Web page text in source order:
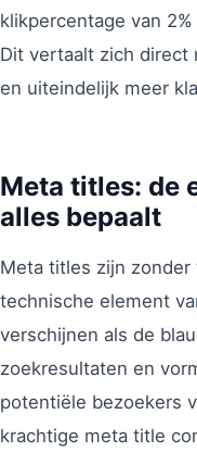
klikpercentage van
Dit vertaalt zich direct
en uiteindelijk meer
Meta titles: de
alles bepaalt
Meta titles zijn
technische element
verschijnen als de
zoekresultaten en
potentiële bezoekers
krachtige meta title